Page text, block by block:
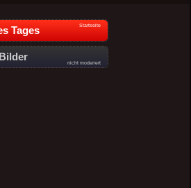
Tages Startseite
nicht moderiert